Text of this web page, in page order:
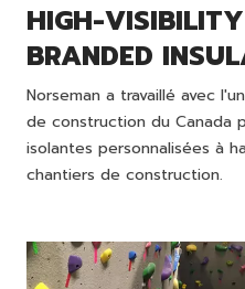
HIGH-
BRANDED
Norseman a travaillé avec
de construction du Canada
isolantes personnalisées à
chantiers de construction.